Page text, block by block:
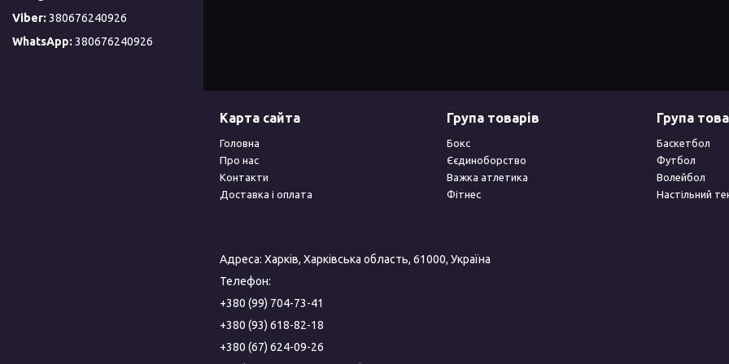
380676240926
380676240926
Карта сайта
Головна
Про нас
Контакти
Доставка і оплата
Група товарів
Бокс
Єєдиноборство
Важка атлетика
Фітнес
Група
Баскетбол
Футбол
Волейбол
Настільний
Адреса: Харків, Харківська область, 61000, Україна
Телефон:
+380 (99) 704-73-41
+380 (93) 618-82-18
+380 (67) 624-09-26